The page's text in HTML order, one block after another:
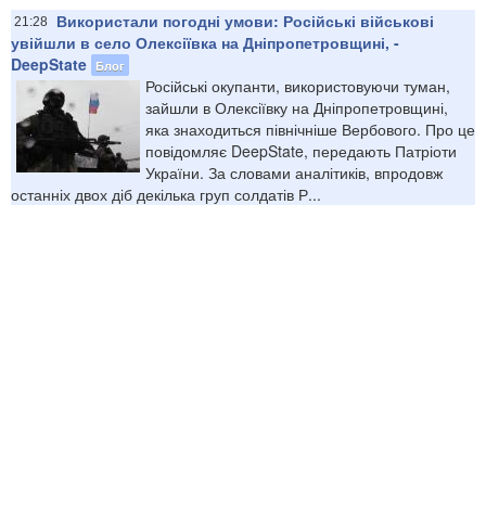
21:28
Використали погодні умови: Російські військові
увійшли в село Олексіївка на Дніпропетровщині, -
DeepState Блог
Російські окупанти, використовуючи туман,
зайшли в Олексіївку на Дніпропетровщині,
яка знаходиться північніше Вербового. Про це
повідомляє DeepState, передають Патріоти
України. За словами аналітиків, впродовж
останніх двох діб декілька груп солдатів Р...